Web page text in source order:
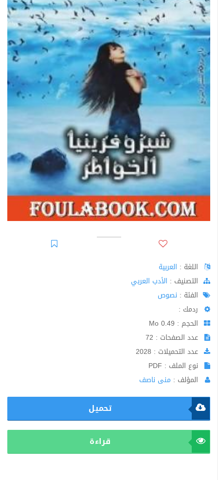
اللغة : العربية
اﻟﺘﺼﻨﻴﻒ : الأدب العربي
الفئة : نصوص
ردمك :
الحجم : 0.49 Mo
عدد الصفحات : 72
عدد التحميلات : 2028
نوع الملف : PDF
المؤلف : منى ناصف
تحميل
قراءة